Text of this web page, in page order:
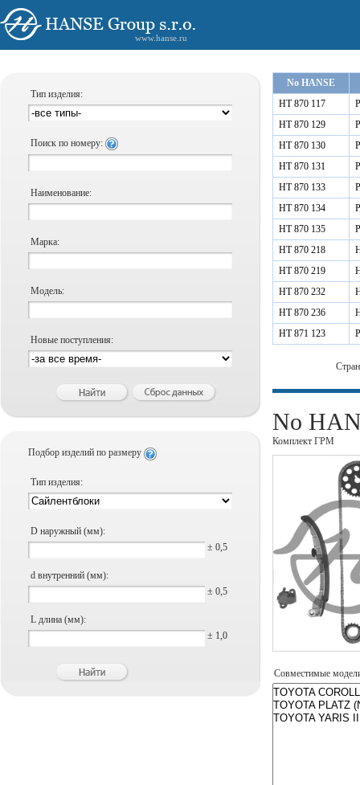
www.hanse.ru
Тип изделия:
Поиск по номеру:
Наименование:
Марка:
Модель:
Новые поступления:
Подбор изделий по размеру
Тип изделия:
D наружный (мм):
± 0,5
d внутренний (мм):
± 0,5
L длина (мм):
± 1,0
No HANSE
HT 870 117
HT 870 129
HT 870 130
HT 870 131
HT 870 133
HT 870 134
HT 870 135
HT 870 218
HT 870 219
HT 870 232
HT 870 236
HT 871 123
No
Комплект ГРМ
Совместимые